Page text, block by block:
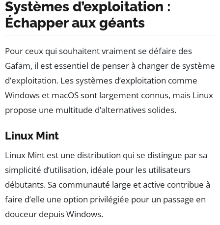
Systèmes d’exploitation :
Échapper aux géants
Pour ceux qui souhaitent vraiment se défaire des
Gafam, il est essentiel de penser à changer de système
d’exploitation. Les systèmes d’exploitation comme
Windows et macOS sont largement connus, mais Linux
propose une multitude d’alternatives solides.
Linux Mint
Linux Mint est une distribution qui se distingue par sa
simplicité d’utilisation, idéale pour les utilisateurs
débutants. Sa communauté large et active contribue à
faire d’elle une option privilégiée pour un passage en
douceur depuis Windows.